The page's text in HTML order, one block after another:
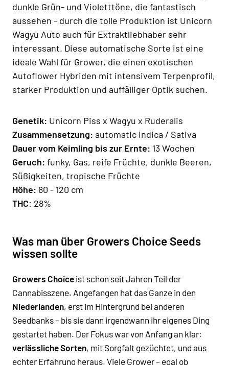
dunkle Grün- und Violetttöne, die fantastisch
aussehen - durch die tolle Produktion ist Unicorn
Wagyu Auto auch für Extraktliebhaber sehr
interessant. Diese automatische Sorte ist eine
ideale Wahl für Grower, die einen exotischen
Autoflower Hybriden mit intensivem Terpenprofil,
starker Produktion und auffälliger Optik suchen.
Genetik: Unicorn Piss x Wagyu x Ruderalis
Zusammensetzung: automatic Indica / Sativa
Dauer vom Keimling bis zur Ernte: 13 Wochen
Geruch: funky, Gas, reife Früchte, dunkle Beeren,
Süßigkeiten, tropische Früchte
Höhe: 80 - 120 cm
THC: 28%
Was man über Growers Choice Seeds
wissen sollte
Growers Choice ist schon seit Jahren Teil der
Cannabisszene. Angefangen hat das Ganze in den
Niederlanden, erst im Hintergrund bei anderen
Seedbanks – bis sie dann irgendwann ihr eigenes Ding
gestartet haben. Der Fokus war von Anfang an klar:
verlässliche Sorten, mit Sorgfalt gezüchtet, und aus
echter Erfahrung heraus. Viele Grower – egal ob